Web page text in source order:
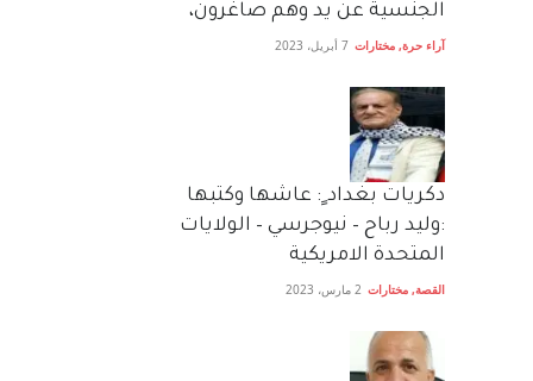
الجنسية عن يد وهم صاغرون،
آراء حرة, مختارات 7 أبريل، 2023
دكريات بغداد ٍ: عاشها وكتبها
:وليد رباح – نيوجرسي – الولايات
المتحدة الامريكية
القصة, مختارات 2 مارس، 2023